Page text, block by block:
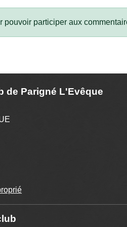
pouvoir participer aux
de Parigné L'Evêque